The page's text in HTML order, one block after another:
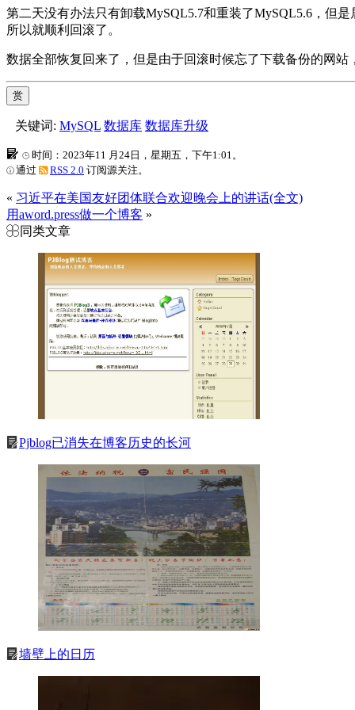
第二天没有办法只有卸载MySQL5.7和重装了MySQL5.6，但
所以就顺利回滚了。
数据全部恢复回来了，但是由于回滚时候忘了下载备份的网
赏
关键词: MySQL 数据库 数据库升级
时间：2023年11 月24日，星期五，下午1:01。
通过
RSS 2.0 订阅源关注。
« 习近平在美国友好团体联合欢迎晚会上的讲话(全文)
用aword.press做一个博客 »
同类文章
Pjblog已消失在博客历史的长河
墙壁上的日历